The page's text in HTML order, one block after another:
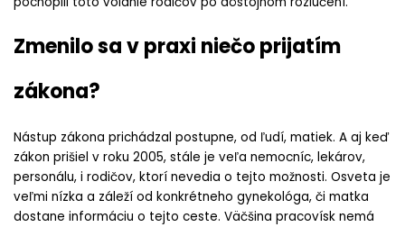
Zmenilo sa v praxi niečo prijatím
zákona?
Nástup zákona prichádzal postupne, od ľudí, matiek. A aj keď
zákon prišiel v roku 2005, stále je veľa nemocníc, lekárov,
personálu, i rodičov, ktorí nevedia o tejto možnosti. Osveta je
veľmi nízka a záleží od konkrétneho gynekológa, či matka
dostane informáciu o tejto ceste. Väčšina pracovísk nemá